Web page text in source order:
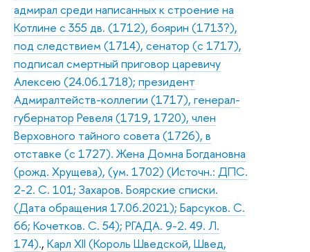
адмирал среди написанных к строение на
Котлине с 355 дв. (1712), боярин (1713?),
под следствием (1714), сенатор (с 1717),
подписал смертный приговор царевичу
Алексею (24.06.1718); президент
Адмиралтейств-коллегии (1717), генерал-
губернатор Ревеля (1719, 1720), член
Верховного тайного совета (1726), в
отставке (с 1727). Жена Домна Богдановна
(рожд. Хрущева), (ум. 1702) (Источн.: ДПС.
2-2. С. 101; Захаров. Боярские списки.
(Дата обращения 17.06.2021); Барсуков. С.
66; Кочетков. С. 54); РГАДА. 9-2. 49. Л.
174)., Карл XII (Король Шведской, Швед,